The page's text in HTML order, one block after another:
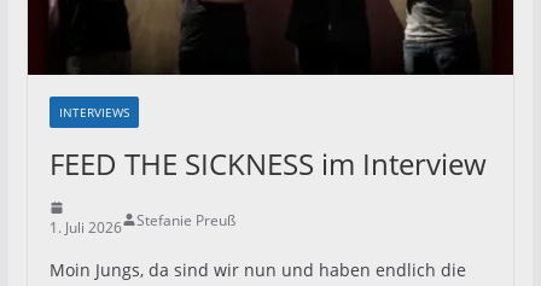
INTERVIEWS
FEED THE SICKNESS im Interview
1. Juli 2026 Stefanie Preuß
Moin Jungs, da sind wir nun und haben endlich die